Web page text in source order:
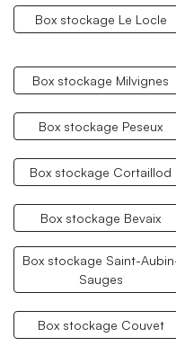
Box stockage Le Locle
Box stockage Milvignes
Box stockage Peseux
Box stockage Cortaillod
Box stockage Bevaix
Box stockage Saint-
Sauges
Box stockage Couvet